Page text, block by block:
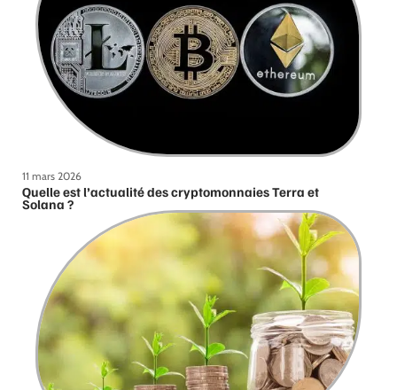
11 mars 2026
Quelle est l’actualité des cryptomonnaies Terra et
Solana ?